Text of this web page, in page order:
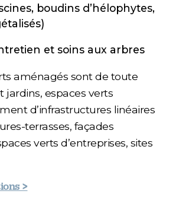
boudins d’hélophytes,
et soins aux arbres
aménagés sont de toute
jardins, espaces verts
d’infrastructures linéaires
terrasses, façades
verts d’entreprises, sites
>